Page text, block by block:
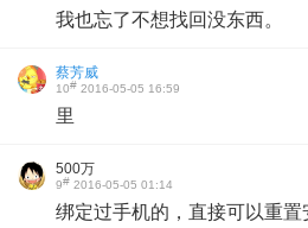
我也忘了不想找回没东西。
蔡芳威
10# 2016-05-05 16:59
里
500万
9# 2016-05-05 01:14
绑定过手机的，直接可以重置